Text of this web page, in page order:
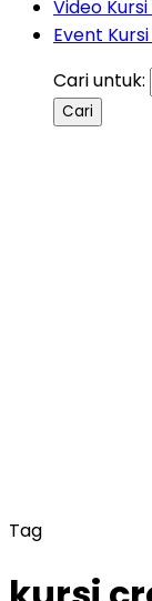
Video
Event
Cari untuk:
Tag